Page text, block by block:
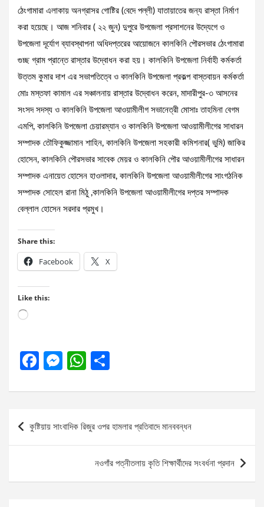
ঠেংগামারা এলাকায় অনগ্রাসর গোষ্টির (বেদে পল্লী) যাতায়াতের জন্য রাস্তা নির্মাণ
করা হয়েছে। আজ শনিবার ( ২২ জুন) দুপুরে উপজেলা প্রসাশনের উদ্যেগে ও
উপজেলা দূর্যোগ ব্যাবস্থাপনা অধিদপ্তরের আয়োজনে কালকিনি পৌরসভার ঠেংগামারা
গুচ্ছ গ্রাম প্রান্তে রাস্তার উদ্বোধন করা হয়। কালকিনি উপজেলা নির্বাহী কর্মকর্তা
উত্তম কুমার দাশ এর সভাপতিত্বে ও কালকিনি উপজেলা প্রকল্প বাস্তবায়ন কর্মকর্তা
মোঃ মস্তফা কামাল এর সঞ্চালনায় রাস্তার উদ্বোধন করেন, মাদারীপুর-৩ আসনের
সংসদ সদস্য ও কালকিনি উপজেলা আওয়ামীলীগ সভানেত্রী মোসাঃ তাহমিনা বেগম
এমপি, কালকিনি উপজেলা চেয়ারম্যান ও কালকিনি উপজেলা আওয়ামীলীগের সাধারন
সম্পাদক তৌফিকুজ্জামান শাহিন, কালকিনি উপজেলা সহকারী কমিশনার( ভুমি) জাকির
হোসেন, কালকিনি পৌরসভার সাবেক মেয়র ও কালকিনি পৌর আওয়ামীলীগের সাধারন
সম্পাদক এনায়েত হোসেন হাওলাদার, কালকিনি উপজেলা আওয়ামীলীগের সাংগঠনিক
সম্পাদক সোহেল রানা মিঠু ,কালকিনি উপজেলা আওয়ামীলীগের দপ্তর সম্পাদক
বেল্লাল হোসেন সরদার প্রমুখ।
Share this:
Facebook X
Like this:
Loading…
F
ce
b
o
M
se
n
g
W
at
A
p
ar
Post
navigation
কুষ্টিয়ায় সাংবাদিক রিজুর ওপর হামলার প্রতিবাদে মানববন্ধন
নওগাঁর পত্নীতলায় কৃতি শিক্ষার্থীদের সংবর্ধনা প্রদান